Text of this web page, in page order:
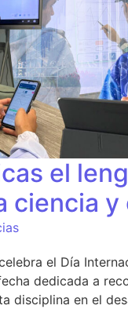
el
ciencia
el Día
dedicada a
disciplina en el